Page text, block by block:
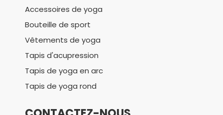
Accessoires de yoga
Bouteille de sport
Vêtements de yoga
Tapis d'acupression
Tapis de yoga en arc
Tapis de yoga rond